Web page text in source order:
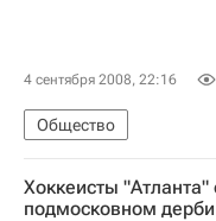
4 сентября 2008, 22:16
Общество
Хоккеисты
подмосковном дерби